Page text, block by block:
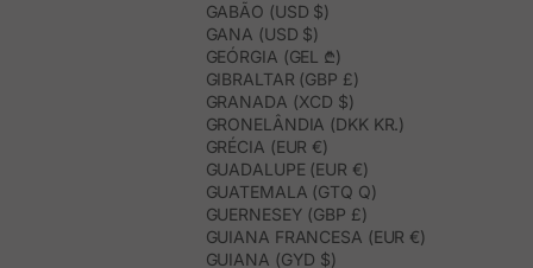
GABÃO (USD $)
GANA (USD $)
GEÓRGIA (GEL ₾)
GIBRALTAR (GBP £)
GRANADA (XCD $)
GRONELÂNDIA (DKK KR.)
GRÉCIA (EUR €)
GUADALUPE (EUR €)
GUATEMALA (GTQ Q)
GUERNESEY (GBP £)
GUIANA FRANCESA (EUR €)
GUIANA (GYD $)